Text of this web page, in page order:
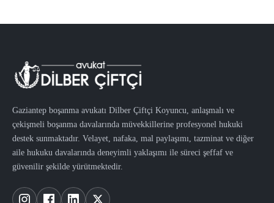
Gaziantep boşanma avukatı Dilber Çiftçi Koyuncu, anlaşmalı ve
çekişmeli boşanma davalarında müvekkillerine profesyonel hukuki
destek sunmaktadır. Velayet, nafaka, mal paylaşımı, tazminat ve diğer
aile hukuku davalarında deneyimli yaklaşımı ile süreci şeffaf ve
güvenilir şekilde yürütmektedir.